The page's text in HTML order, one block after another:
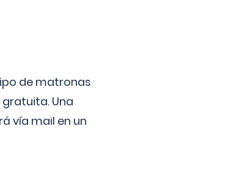
de matronas
Una
vía mail en un